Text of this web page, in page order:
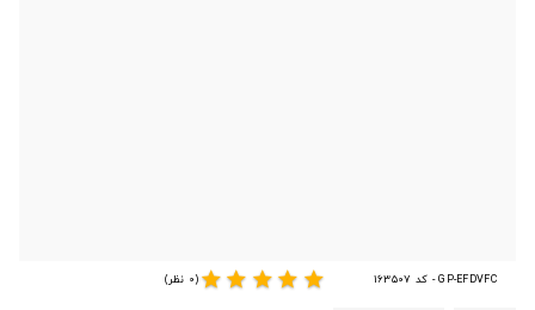
GP-EFDVFC - کد 163507 star
star
star
star
star(0 نظر)